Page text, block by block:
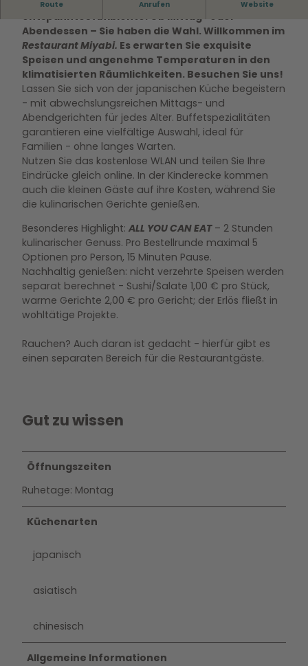
Route Anrufen Website
entspanntes Ambiente. Ob Mittag- oder
Abendessen – Sie haben die Wahl. Willkommen im
Restaurant Miyabi. Es erwarten Sie exquisite
Speisen und angenehme Temperaturen in den
klimatisierten Räumlichkeiten. Besuchen Sie uns!
Lassen Sie sich von der japanischen Küche begeistern
- mit abwechslungsreichen Mittags- und
Abendgerichten für jedes Alter. Buffetspezialitäten
garantieren eine vielfältige Auswahl, ideal für
Familien - ohne langes Warten.
Nutzen Sie das kostenlose WLAN und teilen Sie Ihre
Eindrücke gleich online. In der Kinderecke kommen
auch die kleinen Gäste auf ihre Kosten, während Sie
die kulinarischen Gerichte genießen.
Besonderes Highlight: ALL YOU CAN EAT– 2 Stunden
kulinarischer Genuss. Pro Bestellrunde maximal 5
Optionen pro Person, 15 Minuten Pause.
Nachhaltig genießen: nicht verzehrte Speisen werden
separat berechnet - Sushi/Salate 1,00 € pro Stück,
warme Gerichte 2,00 € pro Gericht; der Erlös fließt in
wohltätige Projekte.
Rauchen? Auch daran ist gedacht - hierfür gibt es
einen separaten Bereich für die Restaurantgäste.
Gut zu wissen
Öffnungszeiten
Ruhetage: Montag
Küchenarten
japanisch
asiatisch
chinesisch
Allgemeine Informationen